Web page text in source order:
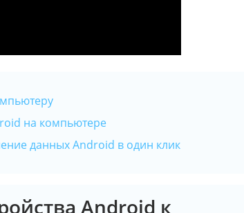
на компьютере
данных Android в один клик
Android к